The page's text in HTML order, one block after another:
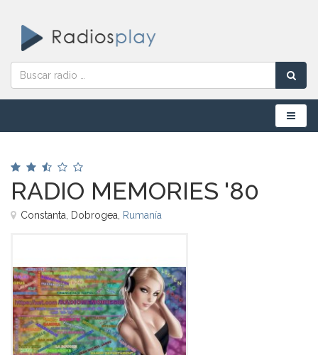
Menú
RADIO MEMORIES '80
Constanta, Dobrogea, Rumanía